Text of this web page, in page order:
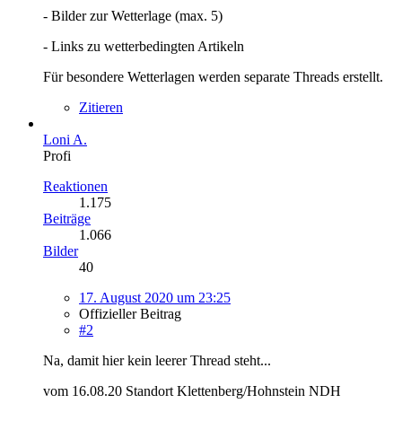
- Bilder zur Wetterlage (max. 5)
- Links zu wetterbedingten Artikeln
Für besondere Wetterlagen werden separate Threads erstellt.
Zitieren
Loni A.
Profi
Reaktionen
1.175
Beiträge
1.066
Bilder
40
17. August 2020 um 23:25
Offizieller Beitrag
#2
Na, damit hier kein leerer Thread steht...
vom 16.08.20 Standort Klettenberg/Hohnstein NDH